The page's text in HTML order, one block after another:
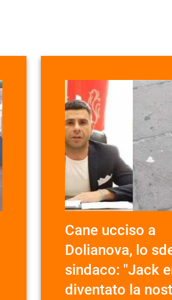
Cane ucciso a
Dolianova, lo
sindaco: "Jack
diventato la